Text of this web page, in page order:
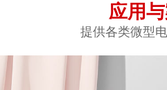
应用
提供各类微型